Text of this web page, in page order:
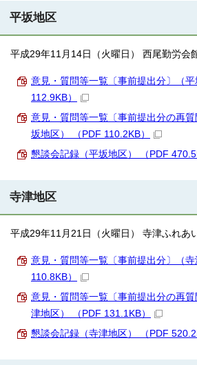
平坂地区
平成29年11月14日（火曜日） 西尾勤労会
意見・質問等一覧〔事前提出分〕（
112.9KB）
意見・質問等一覧〔事前提出分の再
坂地区） （PDF 110.2KB）
懇談会記録（平坂地区） （PDF
寺津地区
平成29年11月21日（火曜日） 寺津ふれあ
意見・質問等一覧〔事前提出分〕（
110.8KB）
意見・質問等一覧〔事前提出分の再
津地区） （PDF 131.1KB）
懇談会記録（寺津地区） （PDF